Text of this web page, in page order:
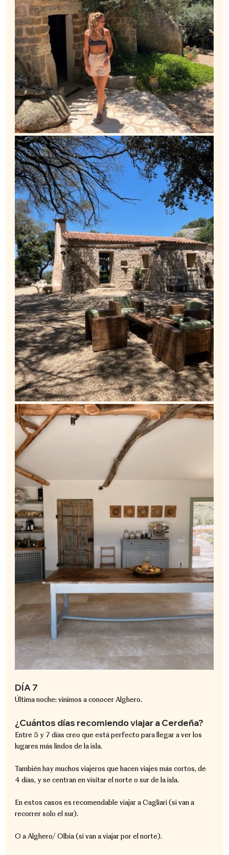
DÍA 7
Última noche: vinimos a conocer Alghero.
¿Cuántos días recomiendo viajar a Cerdeña?
Entre 5 y 7 días creo que está perfecto para llegar a ver los
lugares más lindos de la isla.
También hay muchos viajeros que hacen viajes más cortos, de
4 días, y se centran en visitar el norte o sur de la isla.
En estos casos es recomendable viajar a Cagliari (si van a
recorrer solo el sur).
O a Alghero/ Olbia (si van a viajar por el norte).